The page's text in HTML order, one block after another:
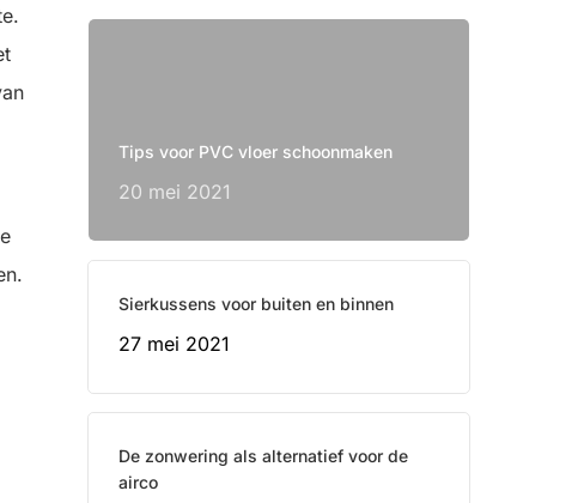
Tips voor PVC vloer schoonmaken
20 mei 2021
Sierkussens voor buiten en binnen
27 mei 2021
De zonwering als alternatief voor de
airco